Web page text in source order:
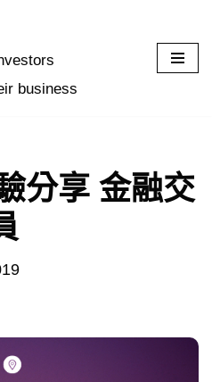
business
分享 金融交